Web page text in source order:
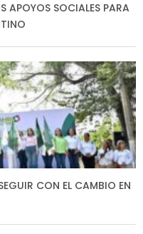
APOYOS SOCIALES PARA
CON EL CAMBIO EN